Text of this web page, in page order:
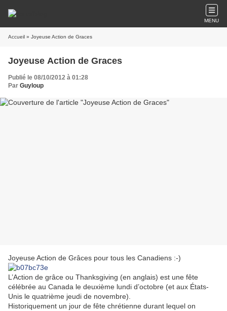
MENU
Accueil » Joyeuse Action de Graces
Joyeuse Action de Graces
Publié le 08/10/2012 à 01:28
Par Guyloup
Joyeuse Action de Grâces pour tous les Canadiens :-)
L’Action de grâce ou Thanksgiving (en anglais) est une fête
célébrée au Canada le deuxième lundi d’octobre (et aux États-
Unis le quatrième jeudi de novembre).
Historiquement un jour de fête chrétienne durant lequel on